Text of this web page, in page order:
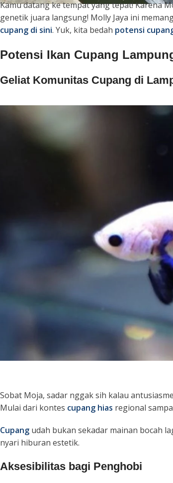
Kamu datang ke tempat yang tepat! Karena
genetik juara langsung! Molly Jaya ini
cupang di sini. Yuk, kita bedah potensi
Potensi Ikan Cupang
Geliat Komunitas Cupang di
Sobat Moja, sadar nggak sih kalau
Mulai dari kontes cupang hias regional
Cupang udah bukan sekadar mainan bocah
nyari hiburan estetik.
Aksesibilitas bagi Penghobi